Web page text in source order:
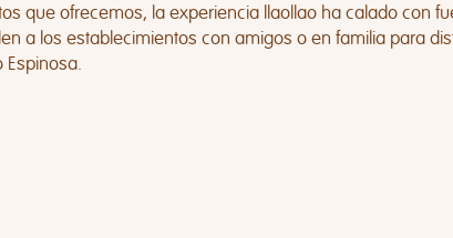
que ofrecemos, la experiencia llaollao ha calado con
a los establecimientos con amigos o en familia para
Espinosa.